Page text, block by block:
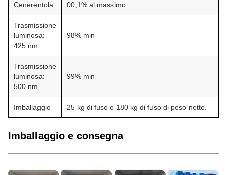
Cenerentola 00,1% al massimo
Trasmissione
luminosa:
425 nm
98% min
Trasmissione
luminosa:
500 nm
99% min
Imballaggio 25 kg di fuso o 180 kg di fuso di peso netto.
Imballaggio e consegna